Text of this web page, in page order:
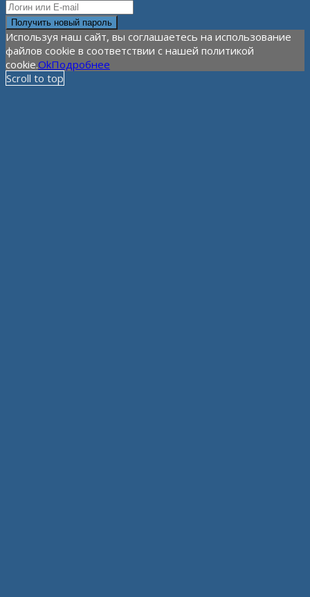
Используя наш сайт, вы соглашаетесь на использование
файлов cookie в соответствии с нашей политикой
cookie.OkПодробнее
Scroll to top